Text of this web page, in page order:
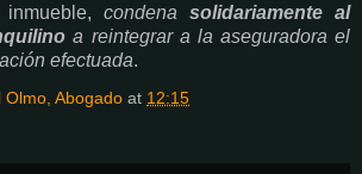
condena solidariamente al
a reintegrar a la aseguradora el
efectuada.
Olmo, Abogado at 12:15